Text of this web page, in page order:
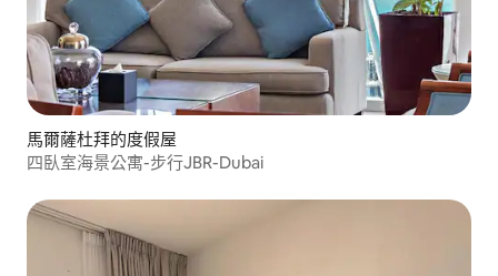
馬爾薩杜拜的度假屋
四臥室海景公寓-步行JBR-Dubai